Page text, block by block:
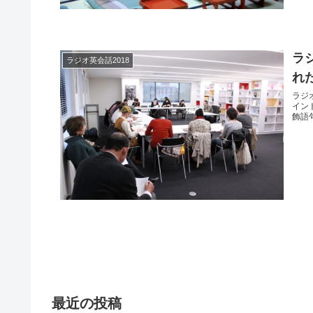
ラジオ英会話2018
ラ
れ
ラジ
イン
飾語
最近の投稿